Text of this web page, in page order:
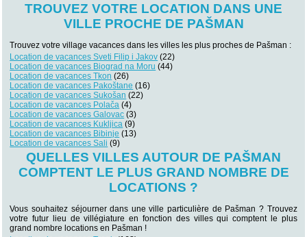
TROUVEZ VOTRE LOCATION DANS UNE
VILLE PROCHE DE PAŠMAN
Trouvez votre village vacances dans les villes les plus proches de Pašman :
Location de vacances Sveti Filip i Jakov (22)
Location de vacances Biograd na Moru (44)
Location de vacances Tkon (26)
Location de vacances Pakoštane (16)
Location de vacances Sukošan (22)
Location de vacances Polača (4)
Location de vacances Galovac (3)
Location de vacances Kukljica (9)
Location de vacances Bibinje (13)
Location de vacances Sali (9)
QUELLES VILLES AUTOUR DE PAŠMAN
COMPTENT LE PLUS GRAND NOMBRE DE
LOCATIONS ?
Vous souhaitez séjourner dans une ville particulière de Pašman ? Trouvez
votre futur lieu de villégiature en fonction des villes qui comptent le plus
grand nombre locations en Pašman !